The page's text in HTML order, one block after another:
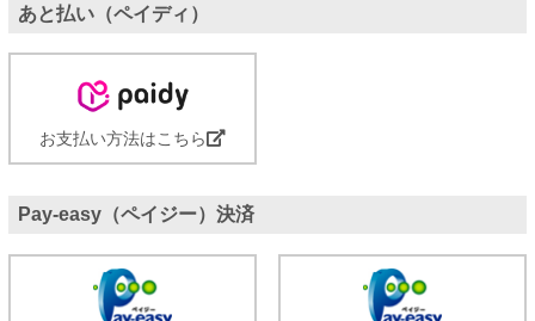
あと払い（ペイディ）
お支払い方法はこちら
Pay-easy（ペイジー）決済